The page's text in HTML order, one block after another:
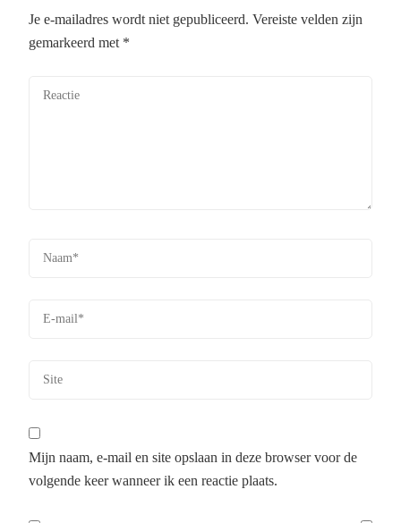
Je e-mailadres wordt niet gepubliceerd. Vereiste velden zijn
gemarkeerd met *
Mijn naam, e-mail en site opslaan in deze browser voor de
volgende keer wanneer ik een reactie plaats.